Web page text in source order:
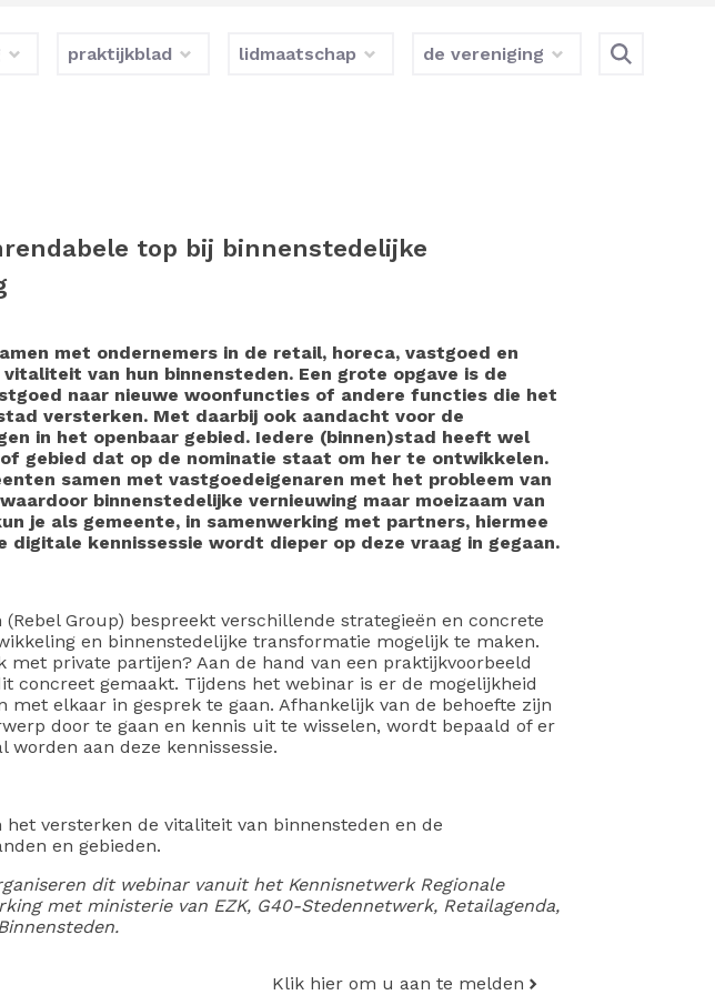
praktijkblad lidmaatschap de vereniging
top bij binnenstedelijke
met ondernemers in de retail, horeca, vastgoed en
van hun binnensteden. Een grote opgave is de
naar nieuwe woonfuncties of andere functies die het
versterken. Met daarbij ook aandacht voor de
in het openbaar gebied. Iedere (binnen)stad heeft wel
gebied dat op de nominatie staat om her te ontwikkelen.
samen met vastgoedeigenaren met het probleem van
binnenstedelijke vernieuwing maar moeizaam van
je als gemeente, in samenwerking met partners, hiermee
digitale kennissessie wordt dieper op deze vraag in gegaan.
(Rebel Group) bespreekt verschillende strategieën en concrete
en binnenstedelijke transformatie mogelijk te maken.
met private partijen? Aan de hand van een praktijkvoorbeeld
concreet gemaakt. Tijdens het webinar is er de mogelijkheid
met elkaar in gesprek te gaan. Afhankelijk van de behoefte zijn
door te gaan en kennis uit te wisselen, wordt bepaald of er
worden aan deze kennissessie.
het versterken de vitaliteit van binnensteden en de
en gebieden.
dit webinar vanuit het Kennisnetwerk Regionale
met ministerie van EZK, G40-Stedennetwerk, Retailagenda,
Klik hier om u aan te melden